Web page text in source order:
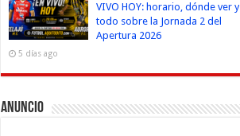
VIVO HOY: horario, dónde ver y
todo sobre la Jornada 2 del
Apertura 2026
5 días ago
Anuncio